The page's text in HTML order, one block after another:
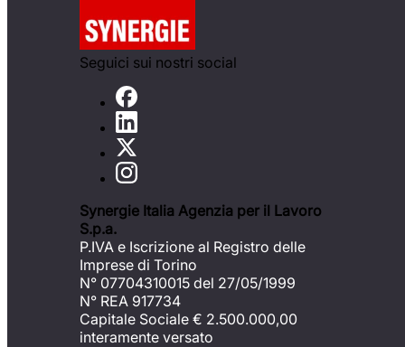
Seguici sui nostri social
Synergie Italia Agenzia per il Lavoro
S.p.a.
P.IVA e Iscrizione al Registro delle
Imprese di Torino
N° 07704310015 del 27/05/1999
N° REA 917734
Capitale Sociale € 2.500.000,00
interamente versato